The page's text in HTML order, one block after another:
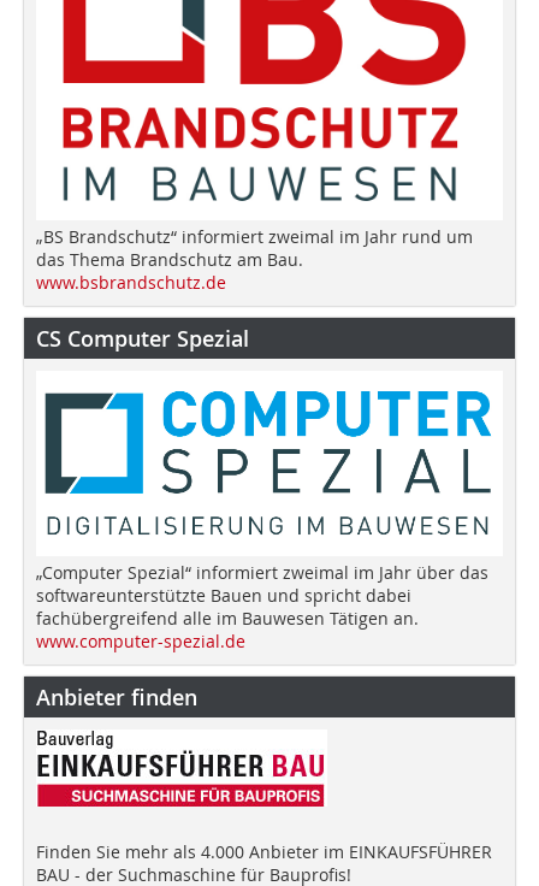
„BS Brandschutz“ informiert zweimal im Jahr rund um
das Thema Brandschutz am Bau.
www.bsbrandschutz.de
CS Computer Spezial
„Computer Spezial“ informiert zweimal im Jahr über das
softwareunterstützte Bauen und spricht dabei
fachübergreifend alle im Bauwesen Tätigen an.
www.computer-spezial.de
Anbieter finden
Finden Sie mehr als 4.000 Anbieter im EINKAUFSFÜHRER
BAU - der Suchmaschine für Bauprofis!